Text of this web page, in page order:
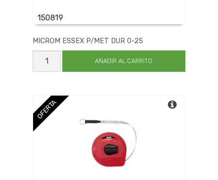
150819
MICROM ESSEX P/MET DUR 0-25
MICROM
ESSEX
P/MET
cantidad
AÑADIR AL CARRITO
OFERTA